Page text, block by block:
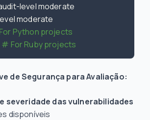
level moderate
moderate
Python projects
# For Ruby projects
de Segurança para Avaliação:
severidade das vulnerabilidades
disponíveis